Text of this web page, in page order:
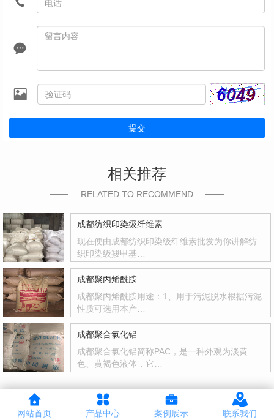
提交
相关推荐
RELATED TO RECOMMEND
成都纺织印染级纤维素
现在便由成都纺织印染级纤维素批发为你讲解纺
织印染级羧甲基…
成都聚丙烯酰胺
成都聚丙烯酰胺用途：1、用于污泥脱水根据污泥
性质可选用本产…
成都聚合氯化铝
成都聚合氯化铝简称PAC，是一种外观为淡黄
色、黄褐色液体，它…
网站首页 产品中心 案例展示 联系我们